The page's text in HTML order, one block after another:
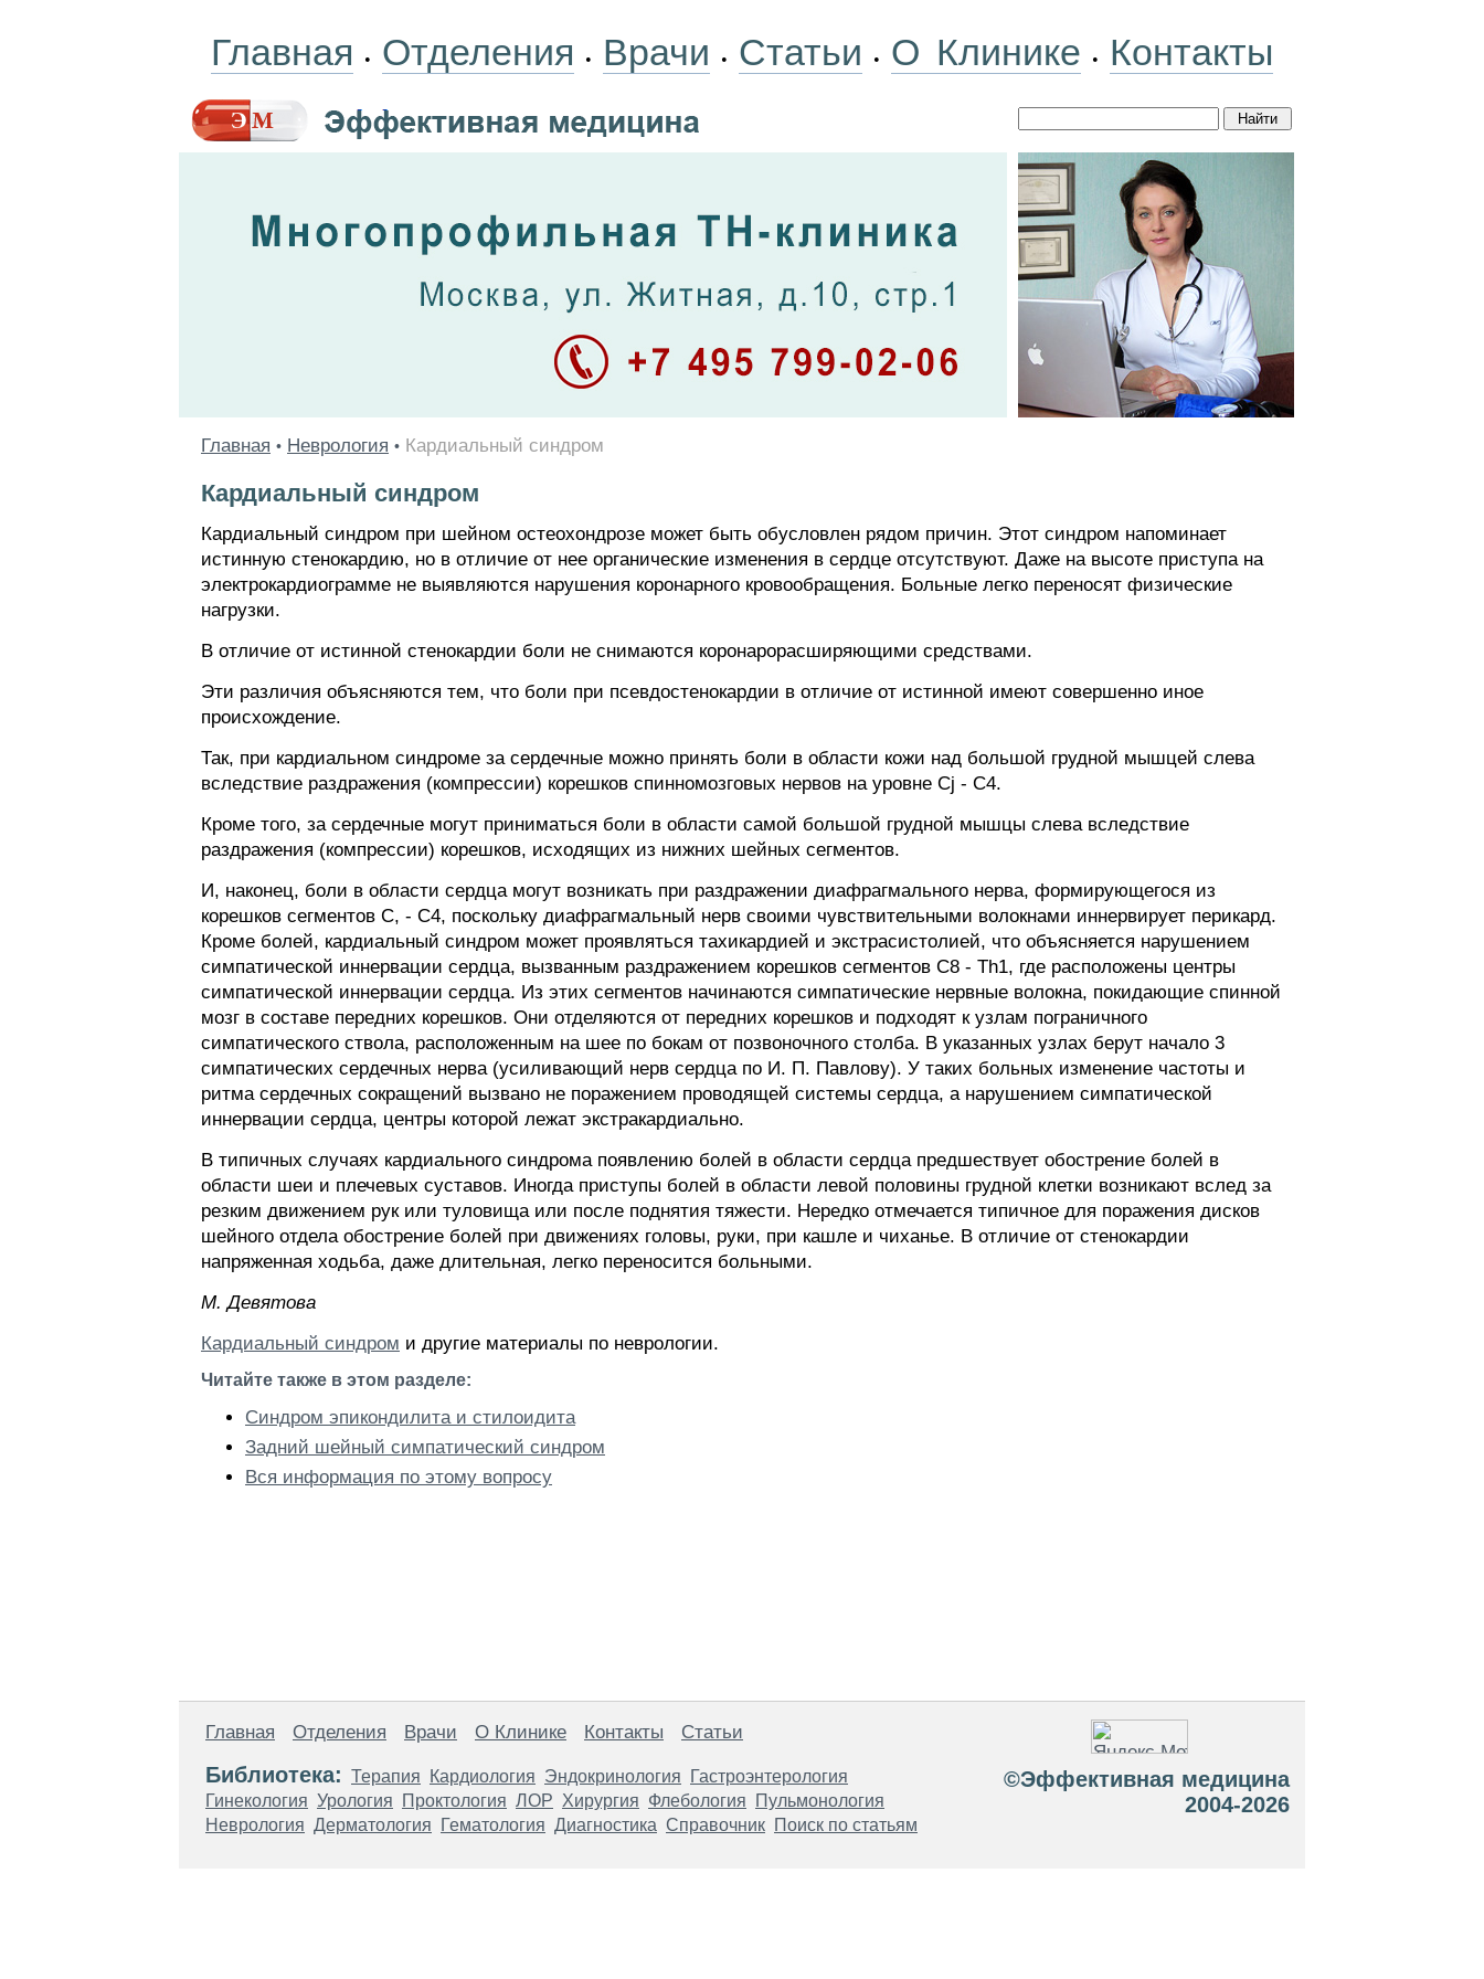
Главная • Отделения • Врачи • Статьи • О Клинике • Контакты
Главная • Неврология • Кардиальный синдром
Кардиальный синдром
Кардиальный синдром при шейном остеохондрозе может быть обусловлен рядом причин. Этот синдром напоминает
истинную стенокардию, но в отличие от нее органические изменения в сердце отсутствуют. Даже на высоте приступа на
электрокардиограмме не выявляются нарушения коронарного кровообращения. Больные легко переносят физические
нагрузки.
В отличие от истинной стенокардии боли не снимаются коронарорасширяющими средствами.
Эти различия объясняются тем, что боли при псевдостенокардии в отличие от истинной имеют совершенно иное
происхождение.
Так, при кардиальном синдроме за сердечные можно принять боли в области кожи над большой грудной мышцей слева
вследствие раздражения (компрессии) корешков спинномозговых нервов на уровне Cj - С4.
Кроме того, за сердечные могут приниматься боли в области самой большой грудной мышцы слева вследствие
раздражения (компрессии) корешков, исходящих из нижних шейных сегментов.
И, наконец, боли в области сердца могут возникать при раздражении диафрагмального нерва, формирующегося из
корешков сегментов С, - С4, поскольку диафрагмальный нерв своими чувствительными волокнами иннервирует перикард.
Кроме болей, кардиальный синдром может проявляться тахикардией и экстрасистолией, что объясняется нарушением
симпатической иннервации сердца, вызванным раздражением корешков сегментов С8 - Th1, где расположены центры
симпатической иннервации сердца. Из этих сегментов начинаются симпатические нервные волокна, покидающие спинной
мозг в составе передних корешков. Они отделяются от передних корешков и подходят к узлам пограничного
симпатического ствола, расположенным на шее по бокам от позвоночного столба. В указанных узлах берут начало 3
симпатических сердечных нерва (усиливающий нерв сердца по И. П. Павлову). У таких больных изменение частоты и
ритма сердечных сокращений вызвано не поражением проводящей системы сердца, а нарушением симпатической
иннервации сердца, центры которой лежат экстракардиально.
В типичных случаях кардиального синдрома появлению болей в области сердца предшествует обострение болей в
области шеи и плечевых суставов. Иногда приступы болей в области левой половины грудной клетки возникают вслед за
резким движением рук или туловища или после поднятия тяжести. Нередко отмечается типичное для поражения дисков
шейного отдела обострение болей при движениях головы, руки, при кашле и чиханье. В отличие от стенокардии
напряженная ходьба, даже длительная, легко переносится больными.
M. Дeвятoвa
Кардиальный синдром и другие материалы по неврологии.
Читайте также в этом разделе:
Синдром эпикондилита и стилоидита
Задний шейный симпатический синдром
Вся информация по этому вопросу
Главная Отделения Врачи О Клинике Контакты Статьи
Библиотека: Терапия Кардиология Эндокринология
Гастроэнтерология
Гинекология Урология Проктология ЛОР Хирургия Флебология
Пульмонология
Неврология Дерматология Гематология Диагностика Справочник Поиск по статьям
©Эффективная медицина
2004-2026